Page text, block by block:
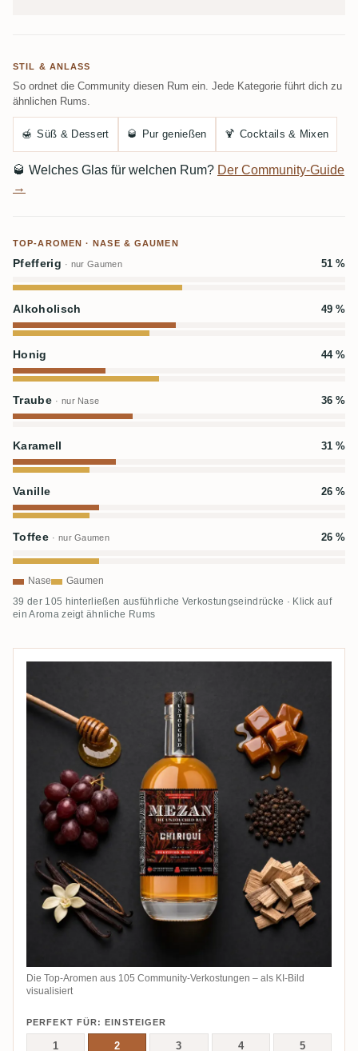
STIL & ANLASS
So ordnet die Community diesen Rum ein. Jede Kategorie führt dich zu
ähnlichen Rums.
🍯 Süß & Dessert 🥃 Pur genießen 🍹 Cocktails & Mixen
🥃 Welches Glas für welchen Rum? Der Community-Guide
→
TOP-AROMEN · NASE & GAUMEN
Pfefferig · nur Gaumen 51 %
Alkoholisch 49 %
Honig 44 %
Traube · nur Nase 36 %
Karamell 31 %
Vanille 26 %
Toffee · nur Gaumen 26 %
Nase Gaumen
39 der 105 hinterließen ausführliche Verkostungseindrücke · Klick auf
ein Aroma zeigt ähnliche Rums
Die Top-Aromen aus 105 Community-Verkostungen – als KI-Bild
visualisiert
PERFEKT FÜR: EINSTEIGER
1 2 3 4 5